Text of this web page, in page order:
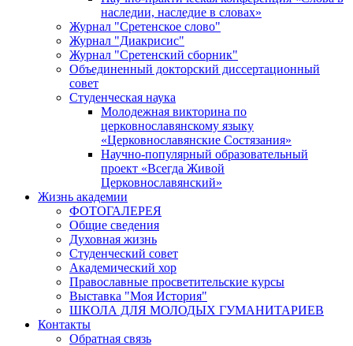
наследии, наследие в словах»
Журнал "Сретенское слово"
Журнал "Диакрисис"
Журнал "Сретенский сборник"
Объединенный докторский диссертационный
совет
Студенческая наука
Молодежная викторина по
церковнославянскому языку
«Церковнославянские Состязания»
Научно-популярный образовательный
проект «Всегда Живой
Церковнославянский»
Жизнь академии
ФОТОГАЛЕРЕЯ
Общие сведения
Духовная жизнь
Студенческий совет
Академический хор
Православные просветительские курсы
Выставка "Моя История"
ШКОЛА ДЛЯ МОЛОДЫХ ГУМАНИТАРИЕВ
Контакты
Обратная связь